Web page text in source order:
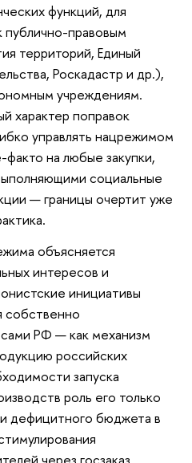
функций, для
публично-правовым
территорий, Единый
Роскадастр и др.),
учреждениям.
характер поправок
управлять нацрежимом
на любые закупки,
социальные
— границы очертит уже
объясняется
интересов и
инициативы
собственно
РФ — как механизм
российских
запуска
роль его только
дефицитного бюджета в